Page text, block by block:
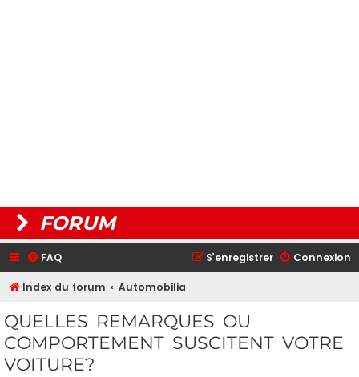
FORUM
FAQ Connexion
S’enregistrer
Index du forum Automobilia
QUELLES REMARQUES OU
COMPORTEMENT SUSCITENT VOTRE
VOITURE?